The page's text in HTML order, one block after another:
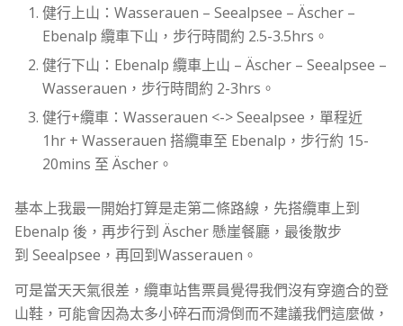
健行上山：Wasserauen – Seealpsee – Äscher –
Ebenalp 纜車下山，步行時間約 2.5-3.5hrs。
健行下山：Ebenalp 纜車上山 – Äscher – Seealpsee –
Wasserauen，步行時間約 2-3hrs。
健行+纜車：Wasserauen <-> Seealpsee，單程近
1hr + Wasserauen 搭纜車至 Ebenalp，步行約 15-
20mins 至 Äscher。
基本上我最一開始打算是走第二條路線，先搭纜車上到
Ebenalp 後，再步行到 Äscher 懸崖餐廳，最後散步
到 Seealpsee，再回到Wasserauen。
可是當天天氣很差，纜車站售票員覺得我們沒有穿適合的登
山鞋，可能會因為太多小碎石而滑倒而不建議我們這麼做，